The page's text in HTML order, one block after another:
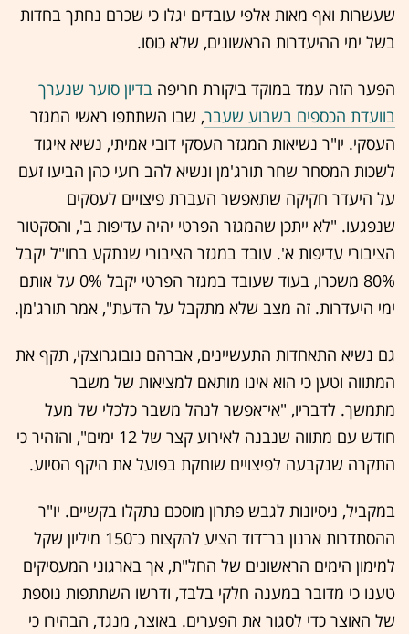
שעשרות ואף מאות אלפי עובדים יגלו כי שכרם נחתך בחדות
בשל ימי ההיעדרות הראשונים, שלא כוסו.
הפער הזה עמד במוקד ביקורת חריפה בדיון סוער שנערך
בוועדת הכספים בשבוע שעבר, שבו השתתפו ראשי המגזר
העסקי. יו"ר נשיאות המגזר העסקי דובי אמיתי, נשיא איגוד
לשכות המסחר שחר תורג'מן ונשיא להב רועי כהן הביעו זעם
על היעדר חקיקה שתאפשר העברת פיצויים לעסקים
שנפגעו. "לא ייתכן שהמגזר הפרטי יהיה עדיפות ב', והסקטור
הציבורי עדיפות א'. עובד במגזר הציבורי שנתקע בחו"ל יקבל
80% משכרו, בעוד שעובד במגזר הפרטי יקבל 0% על אותם
ימי היעדרות. זה מצב שלא מתקבל על הדעת", אמר תורג'מן.
גם נשיא התאחדות התעשיינים, אברהם נובוגרוצקי, תקף את
המתווה וטען כי הוא אינו מותאם למציאות של משבר
מתמשך. לדבריו, "אי־אפשר לנהל משבר כלכלי של מעל
חודש עם מתווה שנבנה לאירוע קצר של 12 ימים", והזהיר כי
התקרה שנקבעה לפיצויים שוחקת בפועל את היקף הסיוע.
במקביל, ניסיונות לגבש פתרון מוסכם נתקלו בקשיים. יו"ר
ההסתדרות ארנון בר־דוד הציע להקצות כ־150 מיליון שקל
למימון הימים הראשונים של החל"ת, אך בארגוני המעסיקים
טענו כי מדובר במענה חלקי בלבד, ודרשו השתתפות נוספת
של האוצר כדי לסגור את הפערים. באוצר, מנגד, הבהירו כי